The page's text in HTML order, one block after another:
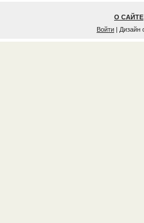
О САЙТЕ
Войти | Дизайн